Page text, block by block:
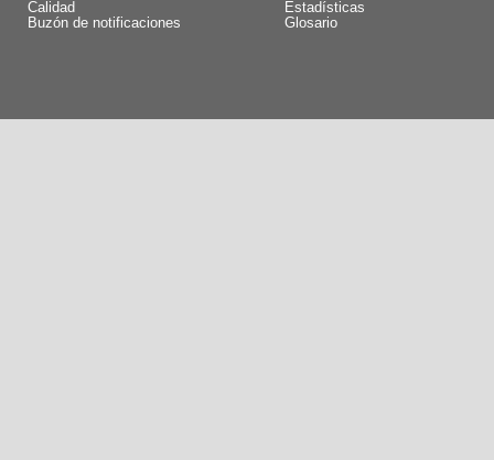
Calidad
Buzón de notificaciones
Estadísticas
Glosario